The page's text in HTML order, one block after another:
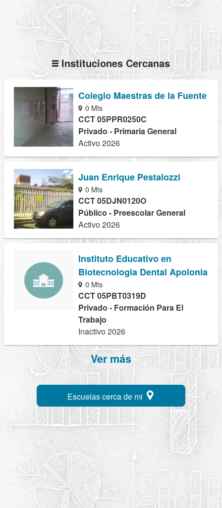
Instituciones Cercanas
Colegio Maestras de la Fuente
0 Mts
CCT 05PPR0250C
Privado - Primaria General
Activo 2026
Juan Enrique Pestalozzi
0 Mts
CCT 05DJN0120O
Público - Preescolar General
Activo 2026
Instituto Educativo en
Biotecnologia Dental Apolonia
0 Mts
CCT 05PBT0319D
Privado - Formación Para El
Trabajo
Inactivo 2026
Ver más
Escuelas cerca de mi